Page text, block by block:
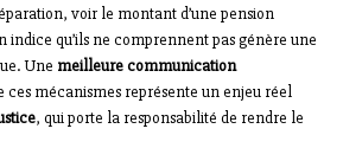
voir le montant d’une pension
indice qu’ils ne comprennent pas génère une
Une meilleure communication
ces mécanismes représente un enjeu réel
, qui porte la responsabilité de rendre le